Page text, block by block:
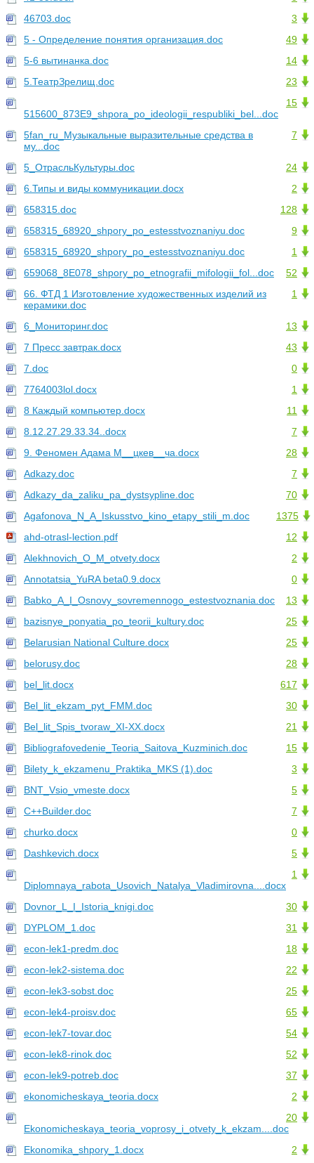
3
46703.doc
49
5 - Определение понятия организация.doc
14
5-6 вытинанка.doc
23
5.ТеатрЗрелищ.doc
15
515600_873E9_shpora_po_ideologii_respubliki_bel...doc
7
5fan_ru_Музыкальные выразительные средства в
му...doc
24
5_ОтрасльКультуры.doc
2
6.Типы и виды коммуникации.docx
128
658315.doc
9
658315_68920_shpory_po_estesstvoznaniyu.doc
1
658315_68920_shpory_po_estesstvoznaniyu.doc
52
659068_8E078_shpory_po_etnografii_mifologii_fol...doc
1
66. ФТД 1 Изготовление художественных изделий из
керамики.doc
13
6_Мониторинг.doc
43
7 Пресс завтрак.docx
0
7.doc
1
7764003lol.docx
11
8 Каждый компьютер.docx
7
8.12.27.29.33.34..docx
28
9. Феномен Адама М__цкев__ча.docx
7
Adkazy.doc
70
Adkazy_da_zaliku_pa_dystsypline.doc
1375
Agafonova_N_A_Iskusstvo_kino_etapy_stili_m.doc
12
ahd-otrasl-lection.pdf
2
Alekhnovich_O_M_otvety.docx
0
Annotatsia_YuRA beta0.9.docx
13
Babko_A_I_Osnovy_sovremennogo_estestvoznania.doc
25
bazisnye_ponyatia_po_teorii_kultury.doc
25
Belarusian National Culture.docx
28
belorusy.doc
617
bel_lit.docx
30
Bel_lit_ekzam_pyt_FMM.doc
21
Bel_lit_Spis_tvoraw_XI-XX.docx
15
Bibliografovedenie_Teoria_Saitova_Kuzminich.doc
3
Bilety_k_ekzamenu_Praktika_MKS (1).doc
5
BNT_Vsio_vmeste.docx
7
C++Builder.doc
0
churko.docx
5
Dashkevich.docx
1
Diplomnaya_rabota_Usovich_Natalya_Vladimirovna....docx
30
Dovnor_L_I_Istoria_knigi.doc
31
DYPLOM_1.doc
18
econ-lek1-predm.doc
22
econ-lek2-sistema.doc
25
econ-lek3-sobst.doc
65
econ-lek4-proisv.doc
54
econ-lek7-tovar.doc
52
econ-lek8-rinok.doc
37
econ-lek9-potreb.doc
2
ekonomicheskaya_teoria.docx
20
Ekonomicheskaya_teoria_voprosy_i_otvety_k_ekzam....doc
2
Ekonomika_shpory_1.docx